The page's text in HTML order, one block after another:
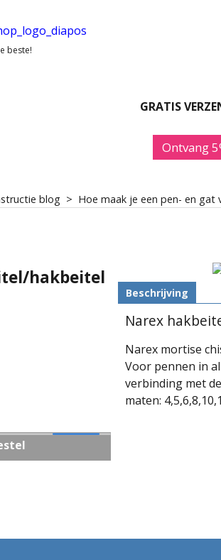
beste!
GRATIS
Ontvang
blog > Hoe maak je een pen- en gat
hakbeitel
Beschrijving
Narex
Narex mortise
Voor pennen in
verbinding met
maten: